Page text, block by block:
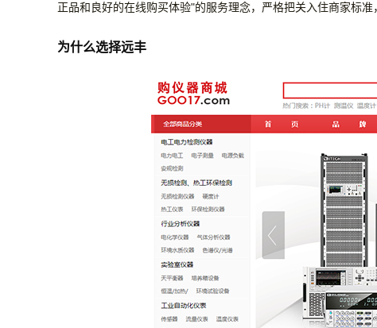
正品和良好的在线购买体验"的服务理念，严格把关入住商家标
为什么选择远丰